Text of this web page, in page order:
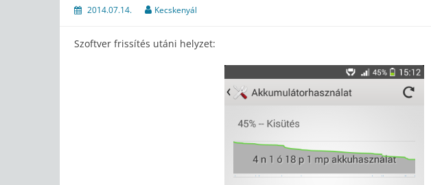
2014.07.14. Kecskenyál
Szoftver frissítés utáni helyzet: